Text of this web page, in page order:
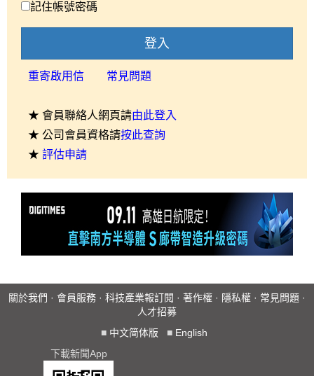
記住帳號密碼
登入
重寄啟用信 常見問題
★ 會員聯絡人網頁請由此登入
★ 公司會員資格請按此查詢
★ 評估申請
關於我們 · 會員服務 · 科技產業報訂閱 · 著作權 · 隱私權 · 常見問題 ·
人才招募
■ 中文简体版 ■ English
下載新聞App